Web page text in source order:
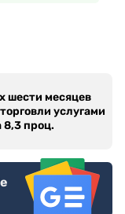
шести месяцев
услугами
8,3 проц.